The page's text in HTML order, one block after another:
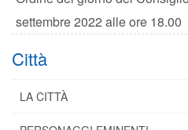
settembre 2022 alle ore 18.00
Città
LA CITTÀ